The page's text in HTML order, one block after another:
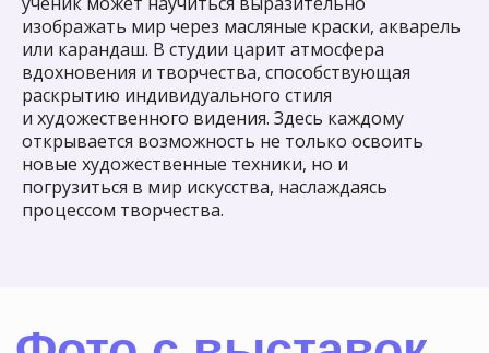
изображать мир через масляные краски, акварель
или карандаш. В студии царит атмосфера
вдохновения и творчества, способствующая
раскрытию индивидуального стиля
и художественного видения. Здесь каждому
открывается возможность не только освоить
новые художественные техники, но и
погрузиться в мир искусства, наслаждаясь
процессом творчества.